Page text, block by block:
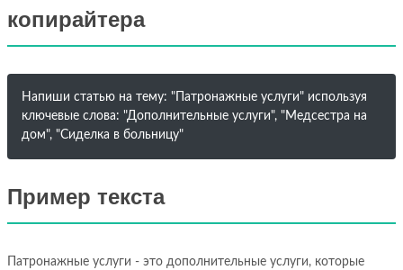
копирайтера
Напиши статью на тему: "Патронажные услуги" используя
ключевые слова: "Дополнительные услуги", "Медсестра на
дом", "Сиделка в больницу"
Пример текста
Патронажные услуги - это дополнительные услуги, которые